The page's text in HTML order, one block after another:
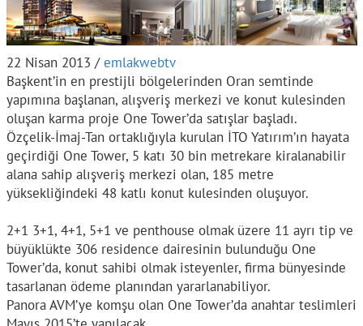
22 Nisan 2013 /emlakwebtv
Başkent’in en prestijli bölgelerinden Oran semtinde
yapımına başlanan, alışveriş merkezi ve konut kulesinden
oluşan karma proje One Tower’da satışlar başladı.
Özçelik-İmaj-Tan ortaklığıyla kurulan İTO Yatırım’ın hayata
geçirdiği One Tower, 5 katı 30 bin metrekare kiralanabilir
alana sahip alışveriş merkezi olan, 185 metre
yüksekliğindeki 48 katlı konut kulesinden oluşuyor.
2+1 3+1, 4+1, 5+1 ve penthouse olmak üzere 11 ayrı tip ve
büyüklükte 306 residence dairesinin bulunduğu One
Tower’da, konut sahibi olmak isteyenler, firma bünyesinde
tasarlanan ödeme planından yararlanabiliyor.
Panora AVM’ye komşu olan One Tower’da anahtar teslimleri